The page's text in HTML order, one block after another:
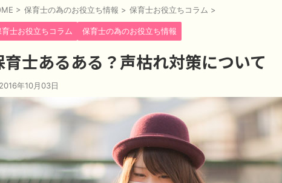
> 保育士の為のお役立ち情報 > 保育士お役立ちコラム >
育士お役立ちコラム 保育士の為のお役立ち情報
育士あるある？声枯れ対策について
2016年10月03日